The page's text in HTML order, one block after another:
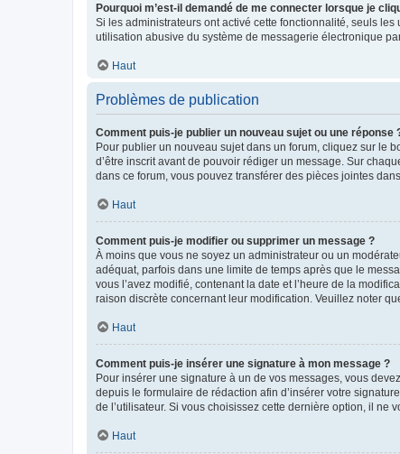
Pourquoi m’est-il demandé de me connecter lorsque je
Si les administrateurs ont activé cette fonctionnalité, seuls
utilisation abusive du système de messagerie électronique
Haut
Problèmes de publication
Comment puis-je publier un nouveau sujet ou une réponse
Pour publier un nouveau sujet dans un forum, cliquez sur le
d’être inscrit avant de pouvoir rédiger un message. Sur
dans ce forum, vous pouvez transférer des pièces jointes
Haut
Comment puis-je modifier ou supprimer un message ?
À moins que vous ne soyez un administrateur ou un
adéquat, parfois dans une limite de temps après que le
vous l’avez modifié, contenant la date et l’heure de la
raison discrète concernant leur modification. Veuillez noter
Haut
Comment puis-je insérer une signature à mon message ?
Pour insérer une signature à un de vos messages, vous
depuis le formulaire de rédaction afin d’insérer votre
de l’utilisateur. Si vous choisissez cette dernière option, il ne
Haut